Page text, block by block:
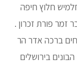
חלוץ חיפה
זמר פורת זכרון .
ברכה אדר הר
בירושלים